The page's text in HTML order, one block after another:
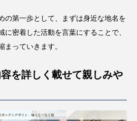
の第一歩として、まずは身近な地名を
に密着した活動を言葉にすることで、
まっていきます。
を詳しく載せて親しみや